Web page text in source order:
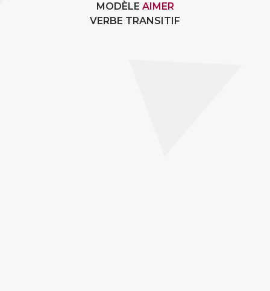
MODÈLE AIMER
VERBE TRANSITIF